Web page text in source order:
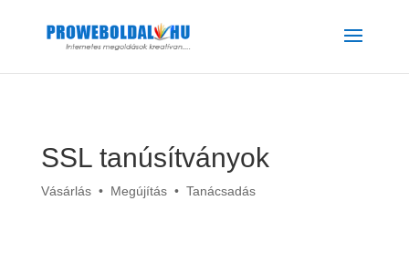
SSL tanúsítványok
Vásárlás • Megújítás • Tanácsadás